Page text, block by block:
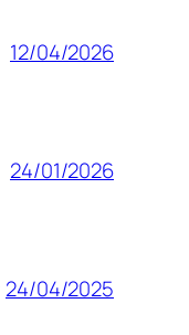
12/04/2026
24/01/2026
24/04/2025